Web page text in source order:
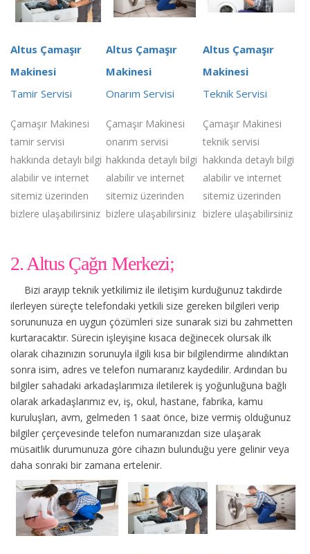
Altus Çamaşır
Makinesi
Tamir Servisi
Çamaşır Makinesi
tamir servisi
hakkında detaylı bilgi
alabilir ve internet
sitemiz üzerinden
bizlere ulaşabilirsiniz
Altus Çamaşır
Makinesi
Onarım Servisi
Çamaşır Makinesi
onarım servisi
hakkında detaylı bilgi
alabilir ve internet
sitemiz üzerinden
bizlere ulaşabilirsiniz
Altus Çamaşır
Makinesi
Teknik Servisi
Çamaşır Makinesi
teknik servisi
hakkında detaylı bilgi
alabilir ve internet
sitemiz üzerinden
bizlere ulaşabilirsiniz
2. Altus Çağrı Merkezi;
Bizi arayıp teknik yetkilimiz ile iletişim kurduğunuz takdirde
ilerleyen süreçte telefondaki yetkili size gereken bilgileri verip
sorununuza en uygun çözümleri size sunarak sizi bu zahmetten
kurtaracaktır. Sürecin işleyişine kısaca değinecek olursak ilk
olarak cihazınızın sorunuyla ilgili kısa bir bilgilendirme alındıktan
sonra isim, adres ve telefon numaranız kaydedilir. Ardından bu
bilgiler sahadaki arkadaşlarımıza iletilerek iş yoğunluğuna bağlı
olarak arkadaşlarımız ev, iş, okul, hastane, fabrika, kamu
kuruluşları, avm, gelmeden 1 saat önce, bize vermiş olduğunuz
bilgiler çerçevesinde telefon numaranızdan size ulaşarak
müsaitlik durumunuza göre cihazın bulunduğu yere gelinir veya
daha sonraki bir zamana ertelenir.